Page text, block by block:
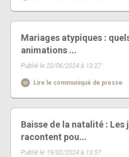
Mariages atypiques :
animations ...
Publié le 20/06/2024 à 13:27
Lire le communiqué de presse
Baisse de la natalité : Les
racontent pou...
Publié le 19/02/2024 à 13:57